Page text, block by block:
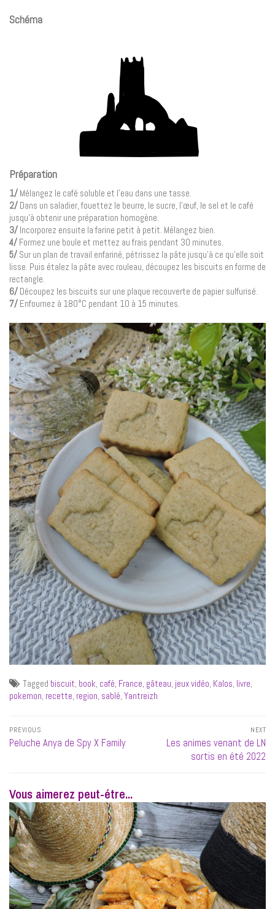
Schéma
Préparation
1/ Mélangez le café soluble et l’eau dans une tasse.
2/ Dans un saladier, fouettez le beurre, le sucre, l’œuf, le sel et le café
jusqu’à obtenir une préparation homogène.
3/ Incorporez ensuite la farine petit à petit. Mélangez bien.
4/ Formez une boule et mettez au frais pendant 30 minutes.
5/ Sur un plan de travail enfariné, pétrissez la pâte jusqu’à ce qu’elle soit
lisse. Puis étalez la pâte avec rouleau, découpez les biscuits en forme de
rectangle.
6/ Découpez les biscuits sur une plaque recouverte de papier sulfurisé.
7/ Enfournez à 180°C pendant 10 à 15 minutes.
Tagged biscuit, book, café, France, gâteau, jeux vidéo, Kalos, livre,
pokemon, recette, region, sablé, Yantreizh
Navigation
de
PREVIOUS
Previous
Peluche Anya de Spy X Family
NEXT
Next
Les animes venant de LN
sortis en été 2022
Vous aimerez peut-étre...